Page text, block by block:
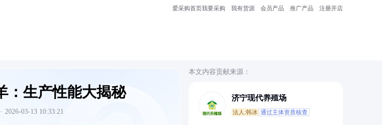
爱采购首页我要采购 我有货源 会员产品 推广产品 注册开店
：生产性能大揭秘
· 2026-03-13 10:33:21
本文内容贡献来源：
济宁现代养殖场
法人:韩冰 通过主体资质核查